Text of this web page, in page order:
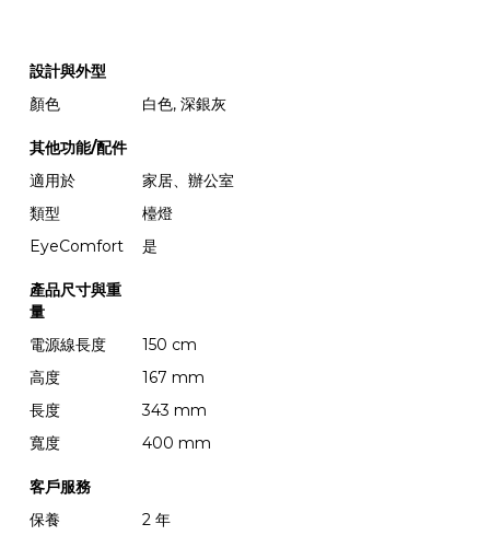
設計與外型
顏色
白色, 深銀灰
其他功能/配件
適用於
家居、辦公室
類型
檯燈
EyeComfort
是
產品尺寸與重
量
電源線長度
150 cm
高度
167 mm
長度
343 mm
寬度
400 mm
客戶服務
保養
2 年